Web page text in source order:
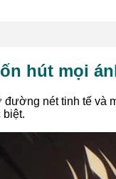
hút mọi
nét tinh tế và
biệt.